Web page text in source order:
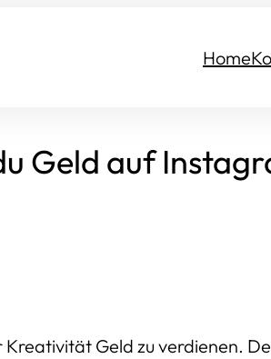
Home
Geld auf
Geld zu verdienen.